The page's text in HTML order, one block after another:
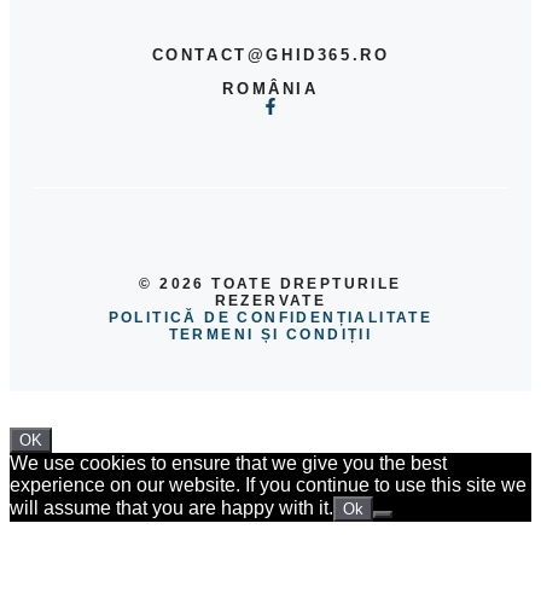
CONTACT@GHID365.RO
ROMÂNIA
© 2026 TOATE DREPTURILE
REZERVATE
POLITICĂ DE CONFIDENȚIALITATE
TERMENI ȘI CONDIȚII
OK
We use cookies to ensure that we give you the best
experience on our website. If you continue to use this site we
will assume that you are happy with it. Ok